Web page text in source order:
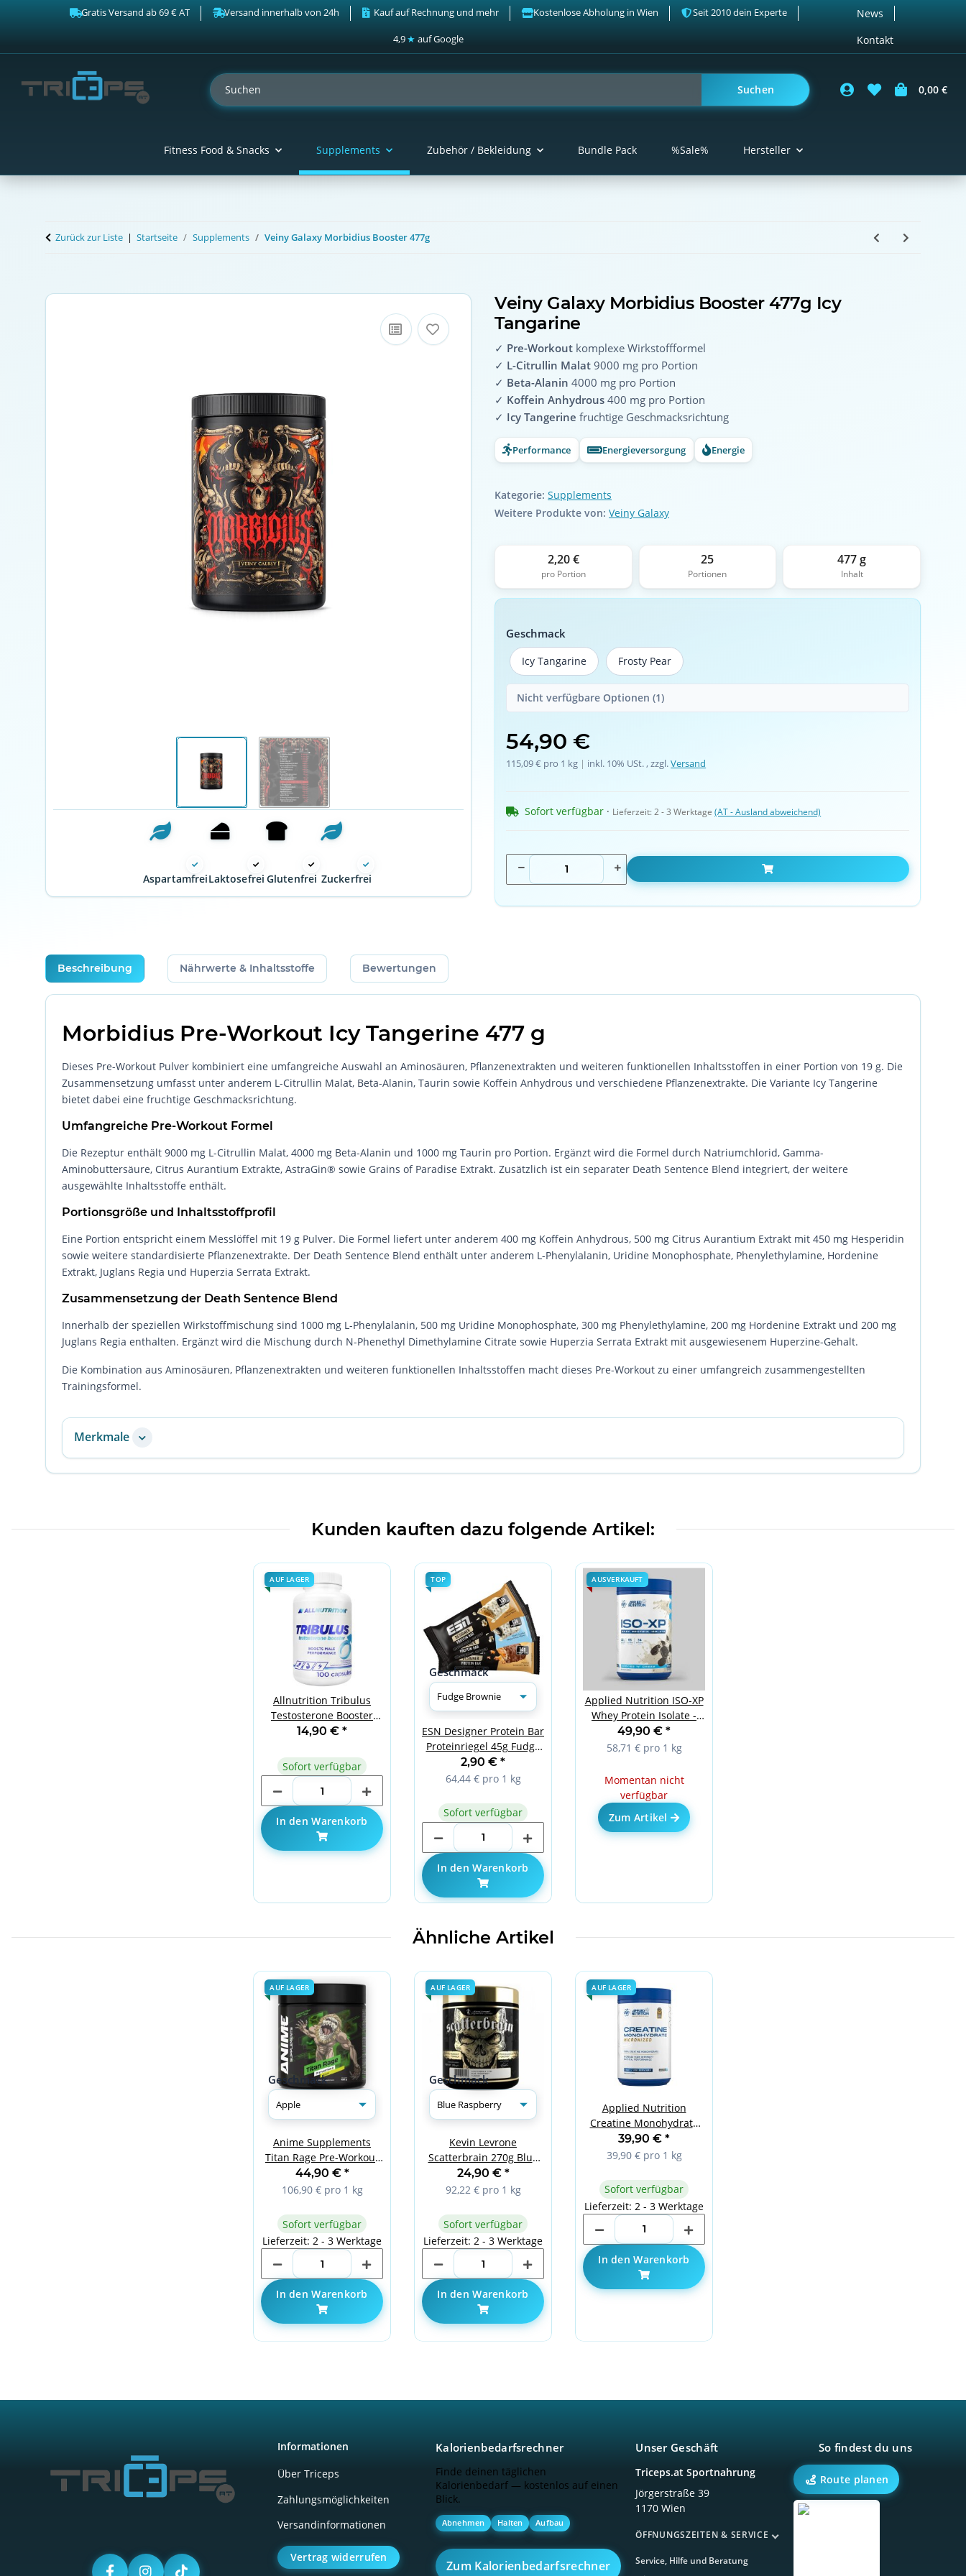
News
Kontakt
Gratis Versand ab 69 € AT Versand innerhalb von 24h Kauf auf Rechnung und mehr Kostenlose Abholung in Wien Seit 2010 dein Experte
4,9★ auf Google
Suchen 0,00 €
Fitness Food & Snacks Supplements Zubehör / Bekleidung Bundle Pack %Sale% Hersteller
Zurück zur Liste Startseite Supplements Veiny Galaxy Morbidius Booster 477g
AspartamfreiLaktosefrei Glutenfrei Zuckerfrei
Veiny Galaxy Morbidius Booster 477g Icy
Tangarine
✓ Pre-Workout komplexe Wirkstoffformel
✓ L-Citrullin Malat 9000 mg pro Portion
✓ Beta-Alanin 4000 mg pro Portion
✓ Koffein Anhydrous 400 mg pro Portion
✓ Icy Tangerine fruchtige Geschmacksrichtung
Performance Energieversorgung Energie
Kategorie: Supplements
Weitere Produkte von: Veiny Galaxy
2,20 €
pro Portion
25
Portionen
477 g
Inhalt
Geschmack
Icy Tangarine
Icy Tangarine Frosty Pear
Frosty Pear
Nicht verfügbare Optionen (1)
54,90 €
115,09 € pro 1 kg | inkl. 10% USt. , zzgl.Versand
Sofort verfügbar · Lieferzeit:2 - 3 Werktage(AT - Ausland abweichend)
In den Warenkorb
weitere Registerkarten anzeigen
Beschreibung Nährwerte & Inhaltsstoffe Bewertungen
Morbidius Pre-Workout Icy Tangerine 477 g
Dieses Pre-Workout Pulver kombiniert eine umfangreiche Auswahl an Aminosäuren, Pflanzenextrakten und weiteren funktionellen Inhaltsstoffen in einer Portion von 19 g. Die
Zusammensetzung umfasst unter anderem L-Citrullin Malat, Beta-Alanin, Taurin sowie Koffein Anhydrous und verschiedene Pflanzenextrakte. Die Variante Icy Tangerine
bietet dabei eine fruchtige Geschmacksrichtung.
Umfangreiche Pre-Workout Formel
Die Rezeptur enthält 9000 mg L-Citrullin Malat, 4000 mg Beta-Alanin und 1000 mg Taurin pro Portion. Ergänzt wird die Formel durch Natriumchlorid, Gamma-
Aminobuttersäure, Citrus Aurantium Extrakte, AstraGin® sowie Grains of Paradise Extrakt. Zusätzlich ist ein separater Death Sentence Blend integriert, der weitere
ausgewählte Inhaltsstoffe enthält.
Portionsgröße und Inhaltsstoffprofil
Eine Portion entspricht einem Messlöffel mit 19 g Pulver. Die Formel liefert unter anderem 400 mg Koffein Anhydrous, 500 mg Citrus Aurantium Extrakt mit 450 mg Hesperidin
sowie weitere standardisierte Pflanzenextrakte. Der Death Sentence Blend enthält unter anderem L-Phenylalanin, Uridine Monophosphate, Phenylethylamine, Hordenine
Extrakt, Juglans Regia und Huperzia Serrata Extrakt.
Zusammensetzung der Death Sentence Blend
Innerhalb der speziellen Wirkstoffmischung sind 1000 mg L-Phenylalanin, 500 mg Uridine Monophosphate, 300 mg Phenylethylamine, 200 mg Hordenine Extrakt und 200 mg
Juglans Regia enthalten. Ergänzt wird die Mischung durch N-Phenethyl Dimethylamine Citrate sowie Huperzia Serrata Extrakt mit ausgewiesenem Huperzine-Gehalt.
Die Kombination aus Aminosäuren, Pflanzenextrakten und weiteren funktionellen Inhaltsstoffen macht dieses Pre-Workout zu einer umfangreich zusammengestellten
Trainingsformel.
Merkmale
Kunden kauften dazu folgende Artikel:
AUF LAGER
Allnutrition Tribulus
Testosterone Booster
100caps
14,90 € *
Sofort verfügbar
In den Warenkorb
TOP
Geschmack
ESN Designer Protein Bar
Proteinriegel 45g Fudge
Brownie
2,90 € *
64,44 € pro 1 kg
Sofort verfügbar
In den Warenkorb
AUSVERKAUFT
Applied Nutrition ISO-XP
Whey Protein Isolate -
850 g
49,90 € *
58,71 € pro 1 kg
Momentan nicht
verfügbar
Zum Artikel
Ähnliche Artikel
AUF LAGER
Geschmack
Anime Supplements
Titan Rage Pre-Workout
420g Apple
44,90 € *
106,90 € pro 1 kg
Sofort verfügbar
Lieferzeit: 2 - 3 Werktage
In den Warenkorb
AUF LAGER
Geschmack
Kevin Levrone
Scatterbrain 270g Blue
Raspberry
24,90 € *
92,22 € pro 1 kg
Sofort verfügbar
Lieferzeit: 2 - 3 Werktage
In den Warenkorb
AUF LAGER
Applied Nutrition
Creatine Monohydrate
Pulver 1 kg
Geschmackneutral
39,90 € *
39,90 € pro 1 kg
Sofort verfügbar
Lieferzeit: 2 - 3 Werktage
In den Warenkorb
Informationen
Über Triceps
Zahlungsmöglichkeiten
Versandinformationen
Vertrag widerrufen
Kalorienbedarfsrechner
Finde deinen täglichen
Kalorienbedarf — kostenlos auf einen
Blick.
Abnehmen Halten Aufbau
Zum Kalorienbedarfsrechner
Unser Geschäft
Triceps.at Sportnahrung
Jörgerstraße 39
1170 Wien
ÖFFNUNGSZEITEN & SERVICE
Service, Hilfe und Beratung
So findest du uns
Route planen